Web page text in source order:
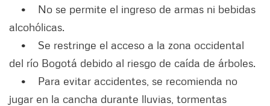
• No se permite el ingreso de armas ni bebidas
alcohólicas.
• Se restringe el acceso a la zona occidental
del río Bogotá debido al riesgo de caída de árboles.
• Para evitar accidentes, se recomienda no
jugar en la cancha durante lluvias, tormentas